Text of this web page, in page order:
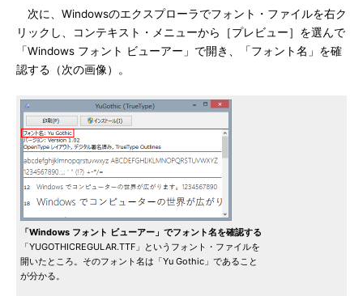
次に、Windowsのエクスプローラでフォント・ファイルを右ク
リックし、コンテキスト・メニューから［プレビュー］を選んで
「Windows フォント ビューアー」で開き、「フォント名」を確
認する（次の画像）。
「Windows フォント ビューアー」でフォント名を確認する
「YUGOTHICREGULAR.TTF」というフォント・ファイルを
開いたところ。そのフォント名は「Yu Gothic」であること
が分かる。